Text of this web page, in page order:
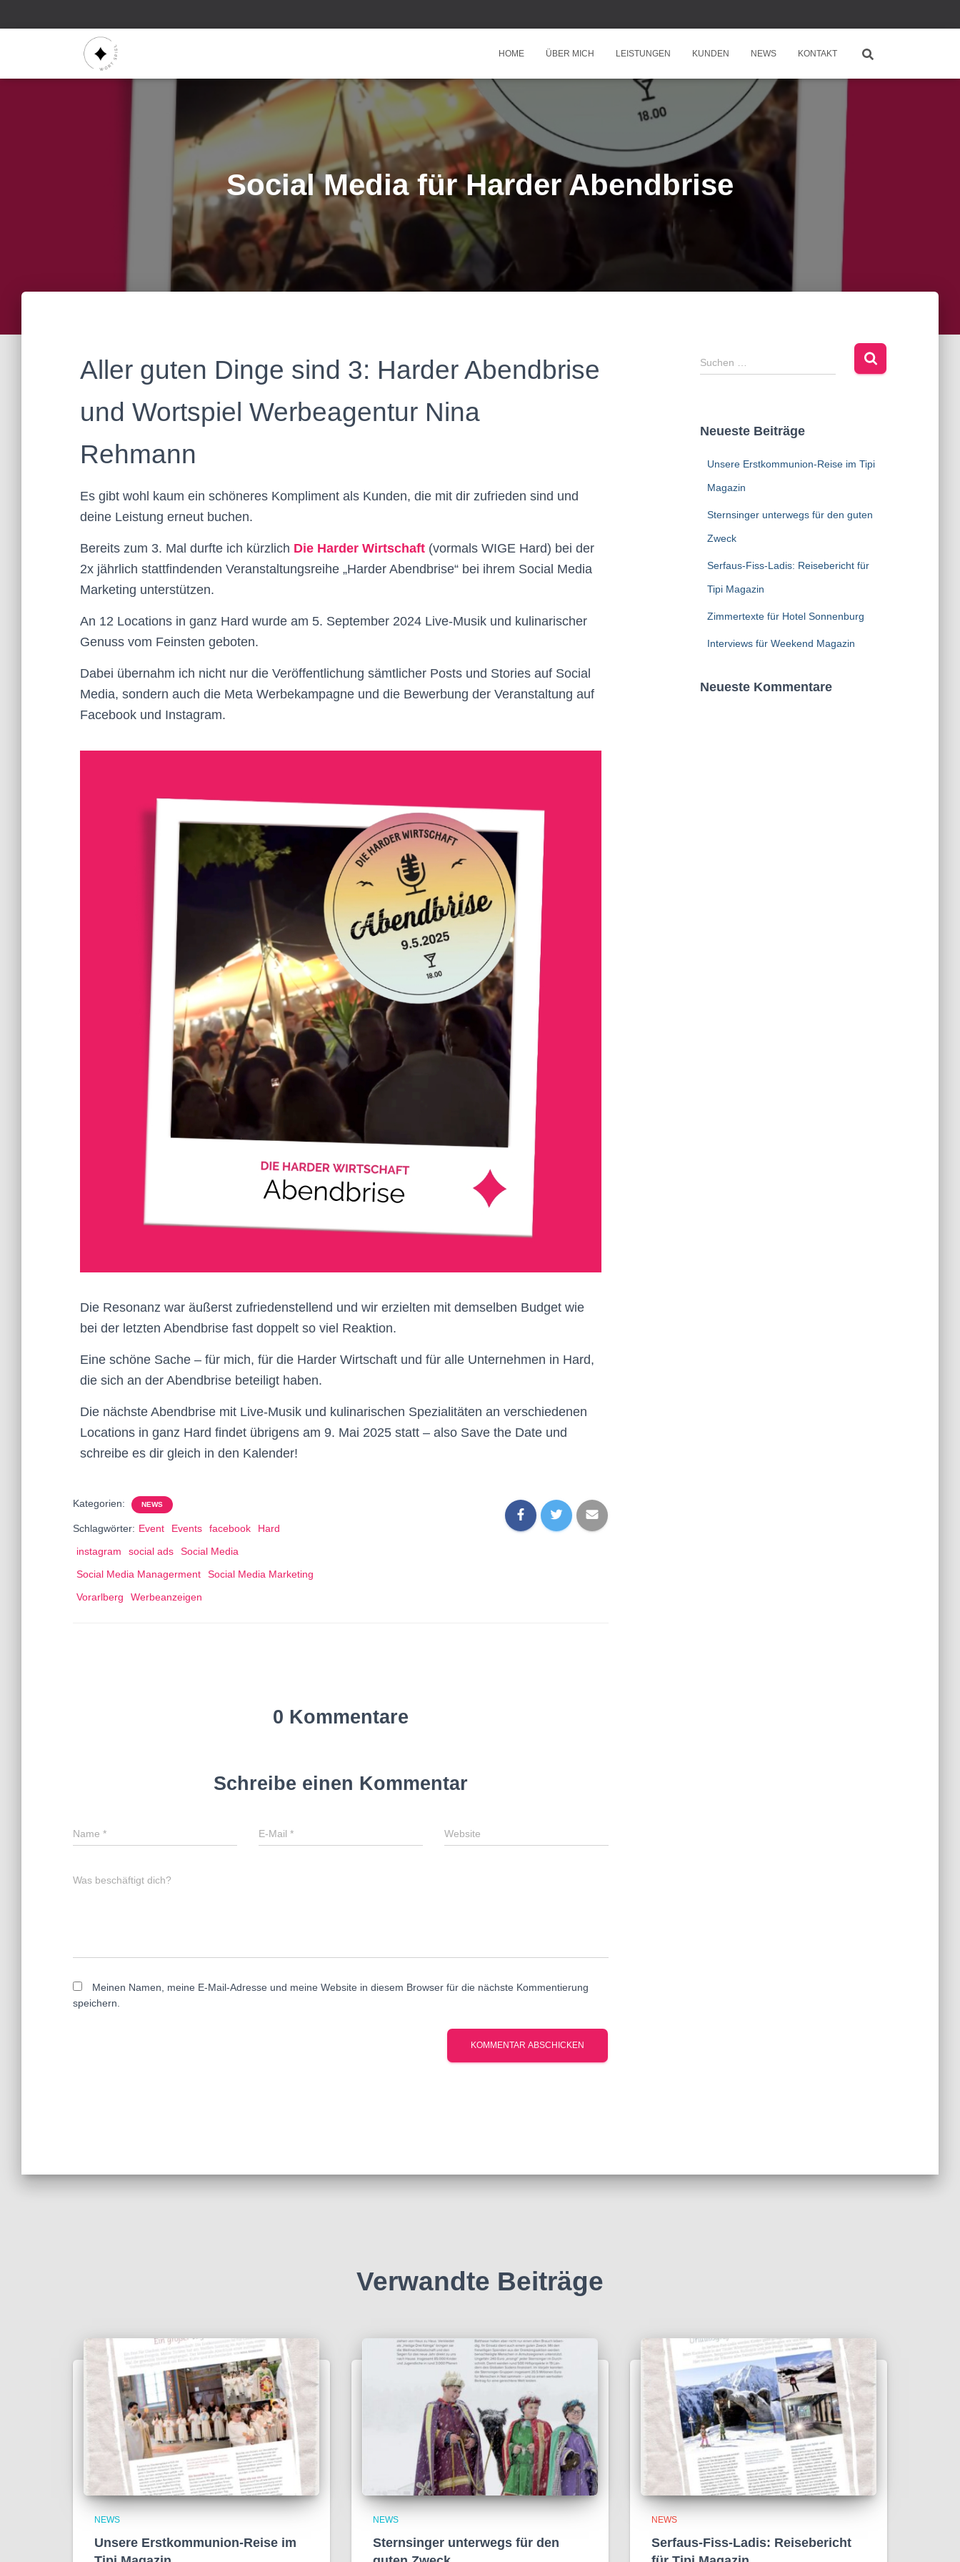
HOME ÜBER MICH LEISTUNGEN KUNDEN NEWS KONTAKT
Social Media für Harder Abendbrise
Aller guten Dinge sind 3: Harder Abendbrise
und Wortspiel Werbeagentur Nina
Rehmann
Es gibt wohl kaum ein schöneres Kompliment als Kunden, die mit dir zufrieden sind und
deine Leistung erneut buchen.
Bereits zum 3. Mal durfte ich kürzlich Die Harder Wirtschaft (vormals WIGE Hard) bei der
2x jährlich stattfindenden Veranstaltungsreihe „Harder Abendbrise“ bei ihrem Social Media
Marketing unterstützen.
An 12 Locations in ganz Hard wurde am 5. September 2024 Live-Musik und kulinarischer
Genuss vom Feinsten geboten.
Dabei übernahm ich nicht nur die Veröffentlichung sämtlicher Posts und Stories auf Social
Media, sondern auch die Meta Werbekampagne und die Bewerbung der Veranstaltung auf
Facebook und Instagram.
Die Resonanz war äußerst zufriedenstellend und wir erzielten mit demselben Budget wie
bei der letzten Abendbrise fast doppelt so viel Reaktion.
Eine schöne Sache – für mich, für die Harder Wirtschaft und für alle Unternehmen in Hard,
die sich an der Abendbrise beteiligt haben.
Die nächste Abendbrise mit Live-Musik und kulinarischen Spezialitäten an verschiedenen
Locations in ganz Hard findet übrigens am 9. Mai 2025 statt – also Save the Date und
schreibe es dir gleich in den Kalender!
Kategorien: NEWS
Schlagwörter: Event Events facebook
Hard
instagram
social ads
Social Media
Social Media Managerment
Social Media Marketing
Vorarlberg
Werbeanzeigen
0 Kommentare
Schreibe einen Kommentar
Name * E-Mail * Website
Was beschäftigt dich?
Meinen Namen, meine E-Mail-Adresse und meine Website in diesem Browser für die nächste Kommentierung
speichern.
Suchen …
Neueste Beiträge
Unsere Erstkommunion-Reise im Tipi
Magazin
Sternsinger unterwegs für den guten
Zweck
Serfaus-Fiss-Ladis: Reisebericht für
Tipi Magazin
Zimmertexte für Hotel Sonnenburg
Interviews für Weekend Magazin
Neueste Kommentare
Verwandte Beiträge
NEWS
Unsere Erstkommunion-Reise im
NEWS
Sternsinger unterwegs für den
NEWS
Serfaus-Fiss-Ladis: Reisebericht